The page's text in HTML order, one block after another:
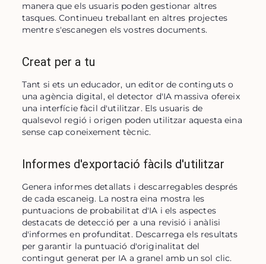
manera que els usuaris poden gestionar altres
tasques. Continueu treballant en altres projectes
mentre s'escanegen els vostres documents.
Creat per a tu
Tant si ets un educador, un editor de continguts o
una agència digital, el detector d'IA massiva ofereix
una interfície fàcil d'utilitzar. Els usuaris de
qualsevol regió i origen poden utilitzar aquesta eina
sense cap coneixement tècnic.
Informes d'exportació fàcils d'utilitzar
Genera informes detallats i descarregables després
de cada escaneig. La nostra eina mostra les
puntuacions de probabilitat d'IA i els aspectes
destacats de detecció per a una revisió i anàlisi
d'informes en profunditat. Descarrega els resultats
per garantir la puntuació d'originalitat del
contingut generat per IA a granel amb un sol clic.